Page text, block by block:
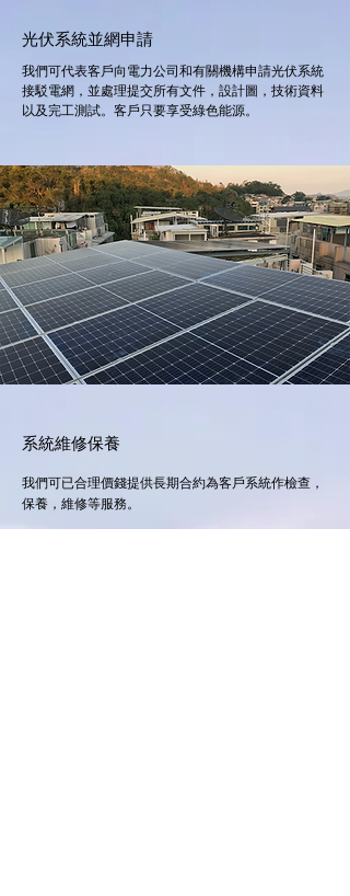
光伏系統並網申請
我們可代表客戶向電力公司和有關機構申請光伏系統
接駁電網，並處理提交所有文件，設計圖，技術資料
以及完工測試。客戶只要享受綠色能源。
系統維修保養
我們可已合理價錢提供長期合約為客戶系統作檢查，
保養，維修等服務。